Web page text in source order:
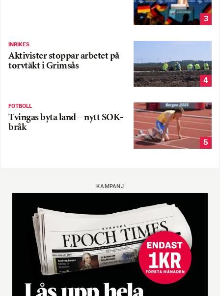
3
INRIKES
Aktivister stoppar arbetet på
torvtäkt i Grimsås
4
FOTBOLL
Tvingas byta land – nytt SOK-
bråk
5
KAMPANJ